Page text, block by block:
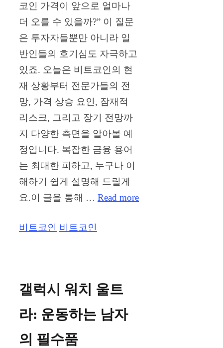
코인 가격이 앞으로 얼마나
더 오를 수 있을까?” 이 질문
은 투자자들뿐만 아니라 일
반인들의 호기심도 자극하고
있죠. 오늘은 비트코인의 현
재 상황부터 전문가들의 전
망, 가격 상승 요인, 잠재적
리스크, 그리고 장기 전망까
지 다양한 측면을 알아볼 예
정입니다. 복잡한 금융 용어
는 최대한 피하고, 누구나 이
해하기 쉽게 설명해 드릴게
요.이 글을 통해 … Read more
Categories
비트코인 Tags
비트코인
갤럭시 워치 울트
라: 운동하는 남자
의 필수품